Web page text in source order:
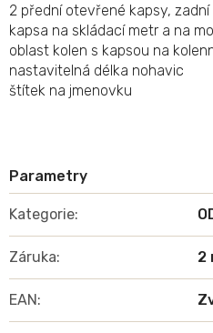
2 přední otevřené kapsy,
kapsa na skládací metr a na
oblast kolen s kapsou na
nastavitelná délka nohavic
štítek na jmenovku
Kategorie:
Záruka: 2
EAN: